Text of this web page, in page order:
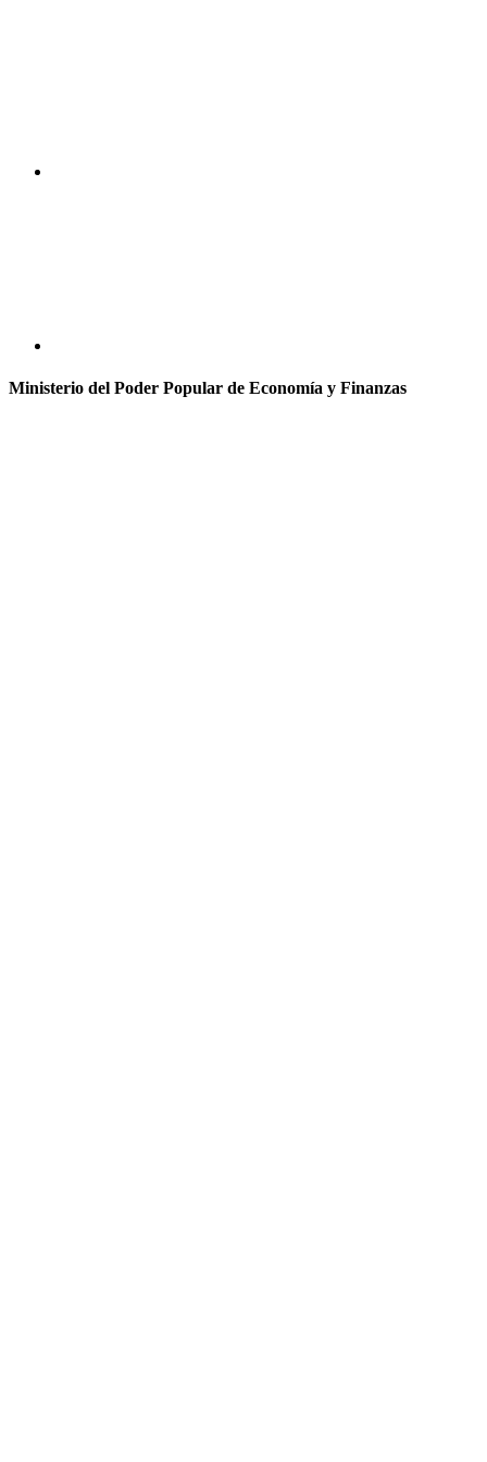
Ministerio del Poder Popular de Economía y Finanzas